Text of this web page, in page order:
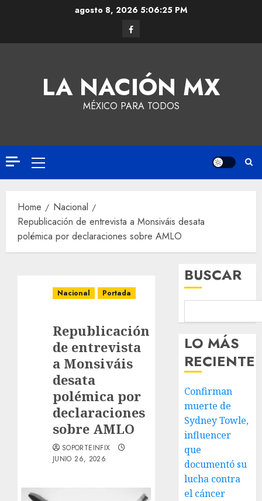
agosto 8, 2026 5:06:25 PM
LA NACIÓN MX
MÉXICO PARA TODOS
Home
Nacional
Republicación de entrevista a Monsiváis desata
polémica por declaraciones sobre AMLO
Nacional Portada
Republicación
de entrevista
a Monsiváis
desata
polémica por
declaraciones
sobre AMLO
SOPORTEINFIX
JUNIO 26, 2026
BUSCAR
LO MÁS
RECIENTE
Confirman
muerte de
Sydney Towle,
influencer
que
documentó su
lucha contra
el cáncer